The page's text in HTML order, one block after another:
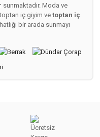
sunmaktadır. Moda ve
iç giyim ve toptan iç
bir arada sunmayı